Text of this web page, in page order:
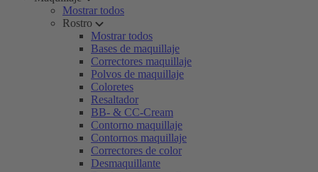
Mostrar todos
Rostro
Mostrar todos
Bases de maquillaje
Correctores maquillaje
Polvos de maquillaje
Coloretes
Resaltador
BB- & CC-Cream
Contorno maquillaje
Contornos maquillaje
Correctores de color
Desmaquillante